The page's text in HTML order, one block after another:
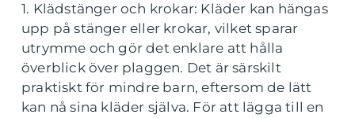
1. Klädstänger och krokar: Kläder kan hängas
upp på stänger eller krokar, vilket sparar
utrymme och gör det enklare att hålla
överblick över plaggen. Det är särskilt
praktiskt för mindre barn, eftersom de lätt
kan nå sina kläder själva. För att lägga till en